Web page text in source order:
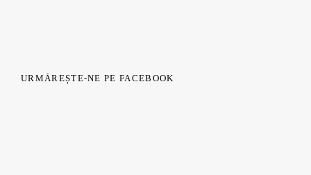
URMĂREȘTE-NE PE FACEBOOK